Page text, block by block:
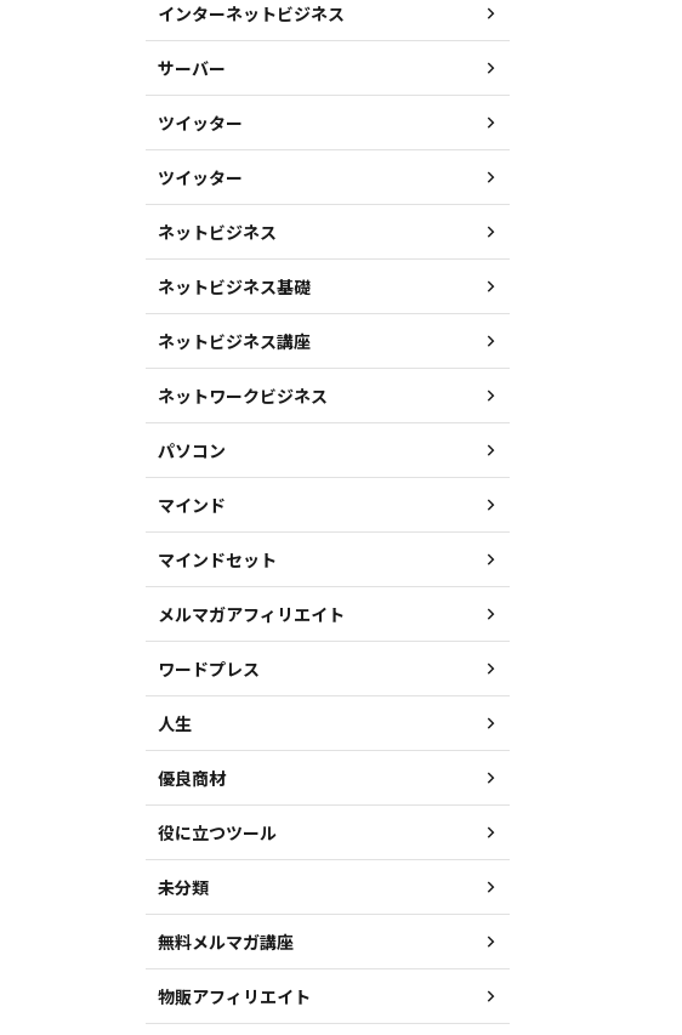
インターネットビジネス
サーバー
ツイッター
ツイッター
ネットビジネス
ネットビジネス基礎
ネットビジネス講座
ネットワークビジネス
パソコン
マインド
マインドセット
メルマガアフィリエイト
ワードプレス
人生
優良商材
役に立つツール
未分類
無料メルマガ講座
物販アフィリエイト